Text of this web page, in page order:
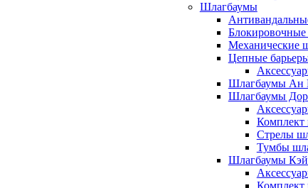
Шлагбаумы
Механические
Цепные
Шлагбаумы Ан
Шлагбаумы
Комплект
Стрелы
Тумбы
Шлагбаумы